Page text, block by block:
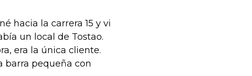
hacia la carrera 15 y vi
un local de Tostao.
era la única cliente.
barra pequeña con